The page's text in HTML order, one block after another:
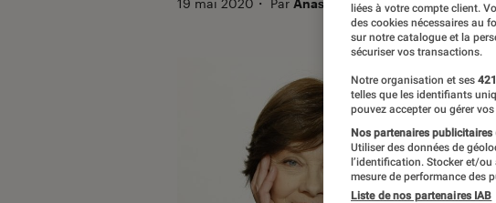
19 mai 2020 ・ Par Anastasialiées à votre compte client.
des cookies nécessaires au
sur notre catalogue et la
sécuriser vos transactions.
Notre organisation et ses 421
telles que les identifiants
pouvez accepter ou gérer
Nos partenaires
Utiliser des données de
l’identification. Stocker et/
mesure de performance des
Liste de nos partenaires IAB